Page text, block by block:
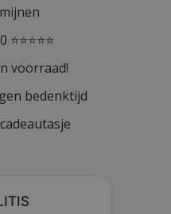
voorraad!
bedenktijd